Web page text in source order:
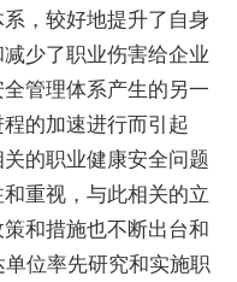
，较好地提升了自身
少了职业伤害给企业
管理体系产生的另一
的加速进行而引起
的职业健康安全问题
重视，与此相关的立
和措施也不断出台和
位率先研究和实施职